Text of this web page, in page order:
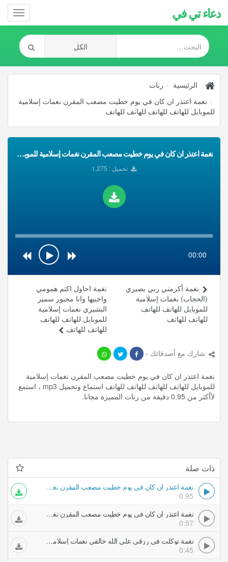
دعاء تي في
الرئيسية
رنات
نغمة اعتذر ان كان في يوم خطيت مصعب المقرن نغمات إسلامية
للموبايل للهاتف للهاتف للهاتف للهاتف
نغمة اعتذر ان كان في يوم خطيت مصعب المقرن نغمات إسلامية للموبايل للهاتف للهاتف للهاتف للهاتف تحميل Mp3
تحميل : 1,275
00:00
نغمة احاول اكتم همومي
واخبيها وانا مجبور سمير
البشيري نغمات إسلامية
للموبايل للهاتف للهاتف
للهاتف للهاتف
نغمة أكرمني ربي بصبري
(الحجاب) نغمات إسلامية
للموبايل للهاتف للهاتف
للهاتف للهاتف
شارك مع أصدقائك ›
نغمة اعتذر ان كان في يوم خطيت مصعب المقرن نغمات إسلامية
للموبايل للهاتف للهاتف للهاتف للهاتف استماع وتحميل mp3 ، استمع
لأأكثر من 0.95 دقيقة من رنات المميزة مجانا.
ذات صلة
نغمة اعتذر ان كان في يوم خطيت مصعب المقرن نغمات إسلامية للموبايل للهاتف للهاتف للهاتف للهاتف
0.95
نغمة اعتذر ان كان في يوم خطيت مصعب المقرن نغمات إسلامية للموبايل للهاتف للهاتف للهاتف للهاتف
0:57
نغمة توكلت في رزقي على الله خالقي نغمات إسلامية للموبايل للهاتف للهاتف للهاتف للهاتف
0:45